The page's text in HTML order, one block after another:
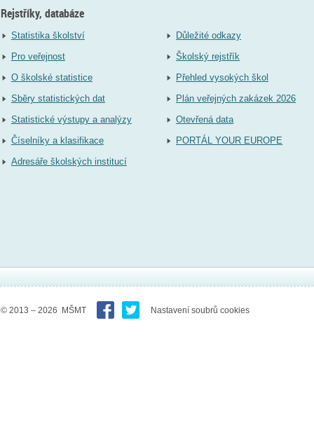
Rejstříky, databáze
Statistika školství
Pro veřejnost
O školské statistice
Sběry statistických dat
Statistické výstupy a analýzy
Číselníky a klasifikace
Adresáře školských institucí
Důležité odkazy
Školský rejstřík
Přehled vysokých škol
Plán veřejných zakázek 2026
Otevřená data
PORTÁL YOUR EUROPE
© 2013 – 2026 MŠMT Nastavení soubrů cookies